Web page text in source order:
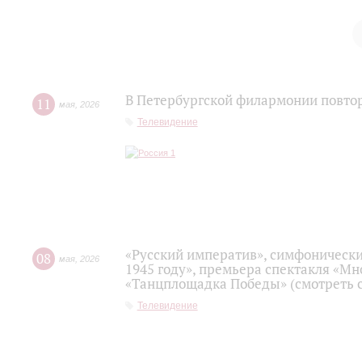
11 мая 2026 В Петербургской филармонии
Телевидение
08 мая 2026
«Русский императив»,
1945 году», премьера спектакля
«Танцплощадка Победы»
Телевидение